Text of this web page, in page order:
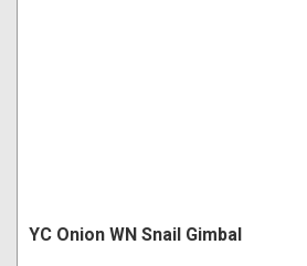
YC Onion WN Snail Gimbal